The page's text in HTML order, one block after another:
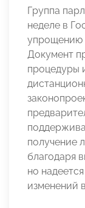
Группа
неделе в
упрощению
Документ
процедуры
получение
благодаря
но
изменений